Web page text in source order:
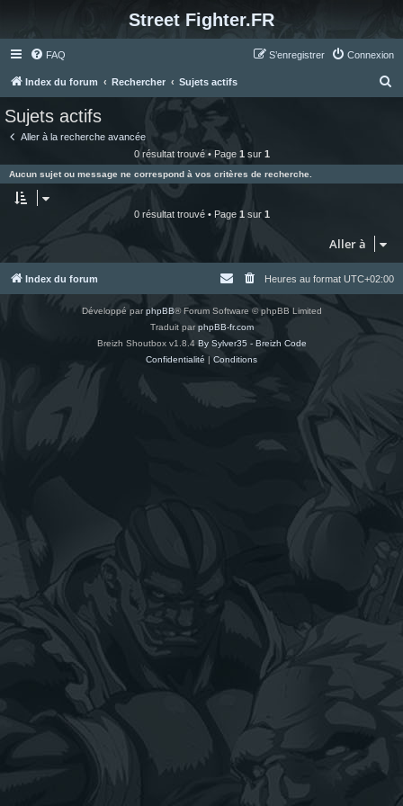
Street Fighter.FR
FAQ Connexion
S’enregistrer
Index du forum Rechercher Sujets actifs
e
r
Sujets actifs
Aller à la recherche avancée
0 résultat trouvé • Page 1 sur 1
Aucun sujet ou message ne correspond à vos critères de recherche.
0 résultat trouvé • Page 1 sur 1
Aller à
Index du forum Heures au format UTC+02:00
Développé parphpBB® Forum Software © phpBB Limited
Traduit parphpBB-fr.com
Breizh Shoutbox v1.8.4 By Sylver35 - Breizh Code
Confidentialité | Conditions